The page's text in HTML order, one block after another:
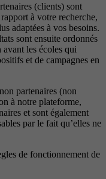
(clients) sont
à votre recherche,
adaptées à vos besoins.
sont ensuite ordonnés
les écoles qui
et de campagnes en
partenaires (non
à notre plateforme,
et sont également
par le fait qu’elles ne
de fonctionnement de